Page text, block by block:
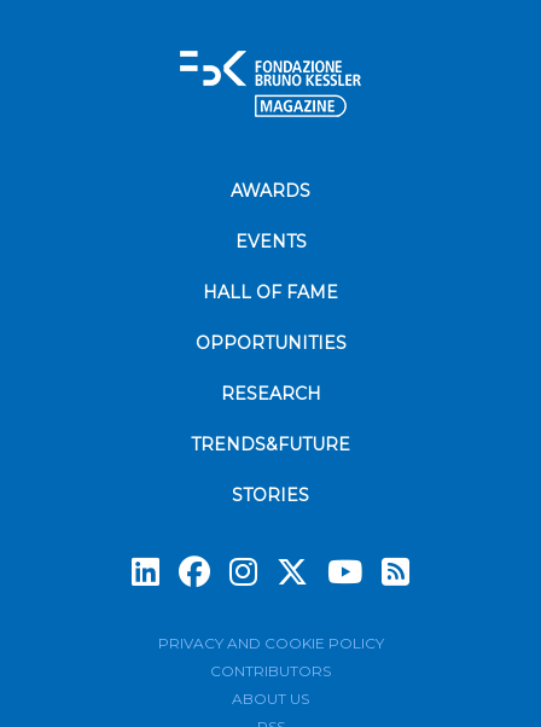
AWARDS
EVENTS
HALL OF FAME
OPPORTUNITIES
RESEARCH
TRENDS&FUTURE
STORIES
PRIVACY AND COOKIE POLICY
CONTRIBUTORS
ABOUT US